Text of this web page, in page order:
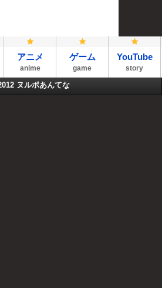
アニメ
anime
ゲーム
game
YouTube
story
ヌルポあんてな